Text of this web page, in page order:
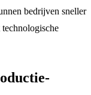
bedrijven sneller